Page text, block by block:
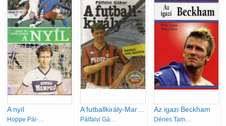
A nyíl
Hoppe Pál-Szabó Ferenc
A futballkirály-Marco Van Basten
Pálfalvi Gábor
Az igazi Beckham
Dénes Tamás-Mácsik Viktor